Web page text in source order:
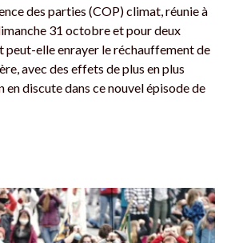
des parties (COP) climat, réunie à
31 octobre et pour deux
peut-elle enrayer le réchauffement de
avec des effets de plus en plus
en discute dans ce nouvel épisode de